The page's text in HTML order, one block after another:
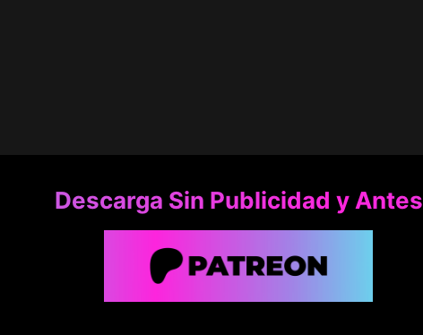
Descarga Sin Publicidad y Antes